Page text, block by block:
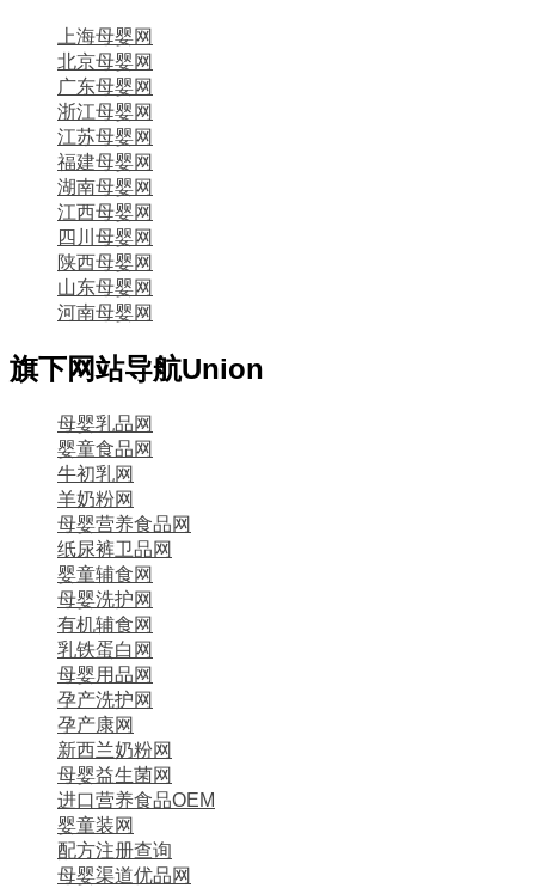
上海母婴网
北京母婴网
广东母婴网
浙江母婴网
江苏母婴网
福建母婴网
湖南母婴网
江西母婴网
四川母婴网
陕西母婴网
山东母婴网
河南母婴网
旗下网站导航Union
母婴乳品网
婴童食品网
牛初乳网
羊奶粉网
母婴营养食品网
纸尿裤卫品网
婴童辅食网
母婴洗护网
有机辅食网
乳铁蛋白网
母婴用品网
孕产洗护网
孕产康网
新西兰奶粉网
母婴益生菌网
进口营养食品OEM
婴童装网
配方注册查询
母婴渠道优品网